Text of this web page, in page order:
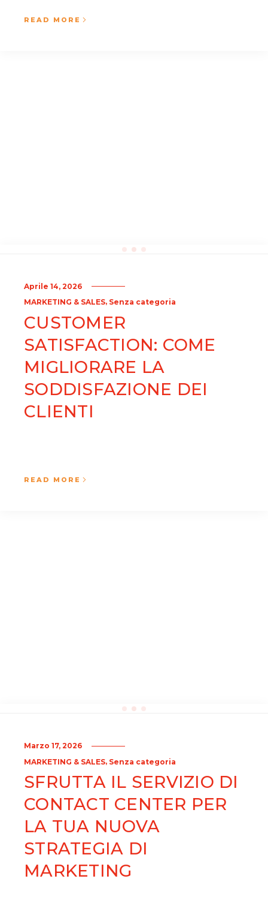
READ MORE
Aprile 14, 2026
MARKETING & SALES, Senza categoria
CUSTOMER
SATISFACTION: COME
MIGLIORARE LA
SODDISFAZIONE DEI
CLIENTI
READ MORE
Marzo 17, 2026
MARKETING & SALES, Senza categoria
SFRUTTA IL SERVIZIO DI
CONTACT CENTER PER
LA TUA NUOVA
STRATEGIA DI
MARKETING